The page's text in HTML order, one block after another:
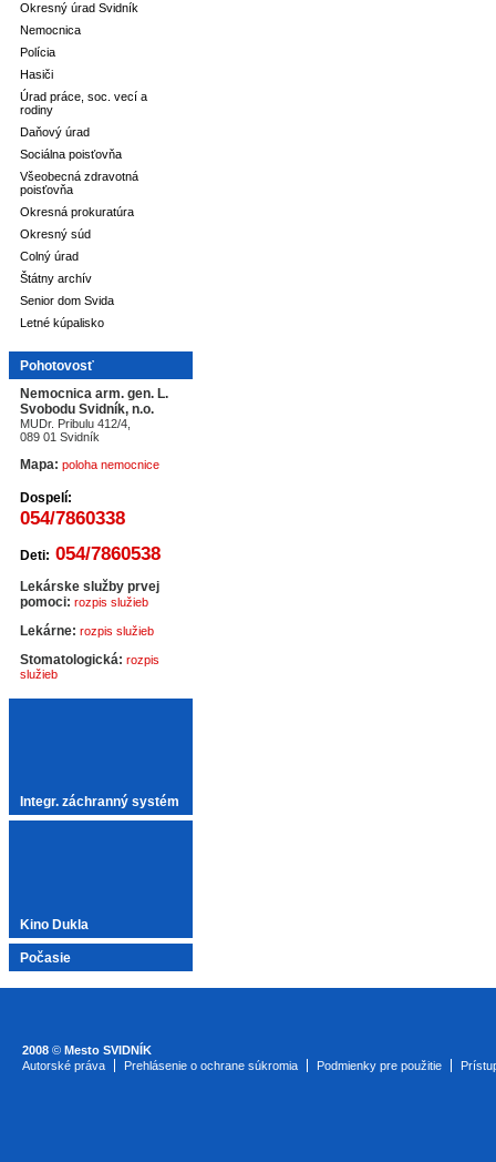
Okresný úrad Svidník
Nemocnica
Polícia
Hasiči
Úrad práce, soc. vecí a
rodiny
Daňový úrad
Sociálna poisťovňa
Všeobecná zdravotná
poisťovňa
Okresná prokuratúra
Okresný súd
Colný úrad
Štátny archív
Senior dom Svida
Letné kúpalisko
Pohotovosť
Nemocnica arm. gen. L.
Svobodu Svidník, n.o.
MUDr. Pribulu 412/4,
089 01 Svidník
Mapa: poloha nemocnice
Dospelí:
054/7860338
Deti: 054/7860538
Lekárske služby prvej
pomoci: rozpis služieb
Lekárne: rozpis služieb
Stomatologická: rozpis
služieb
Integr. záchranný systém
Kino Dukla
Počasie
2008 © Mesto SVIDNÍK
Autorské práva
Prehlásenie o ochrane súkromia Podmienky pre použitie